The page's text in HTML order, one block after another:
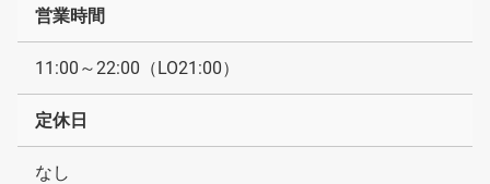
営業時間
11:00～22:00（LO21:00）
定休日
なし